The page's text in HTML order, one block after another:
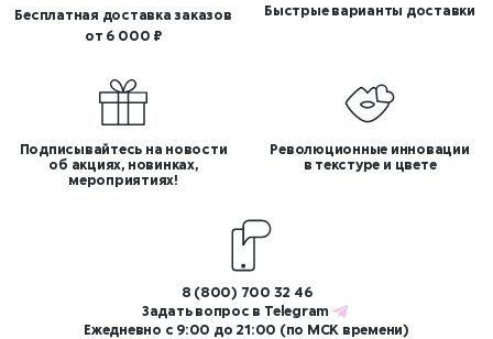
Бесплатная доставка заказов
от 6 000 ₽
Быстрые варианты доставки
Подписывайтесь на новости
об акциях, новинках,
мероприятиях!
Революционные инновации
в текстуре и цвете
8 (800) 700 32 46
Задать вопрос в Telegram
Ежедневно с 9:00 до 21:00 (по МСК времени)